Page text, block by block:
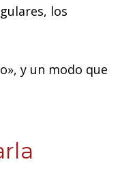
los
y un modo que